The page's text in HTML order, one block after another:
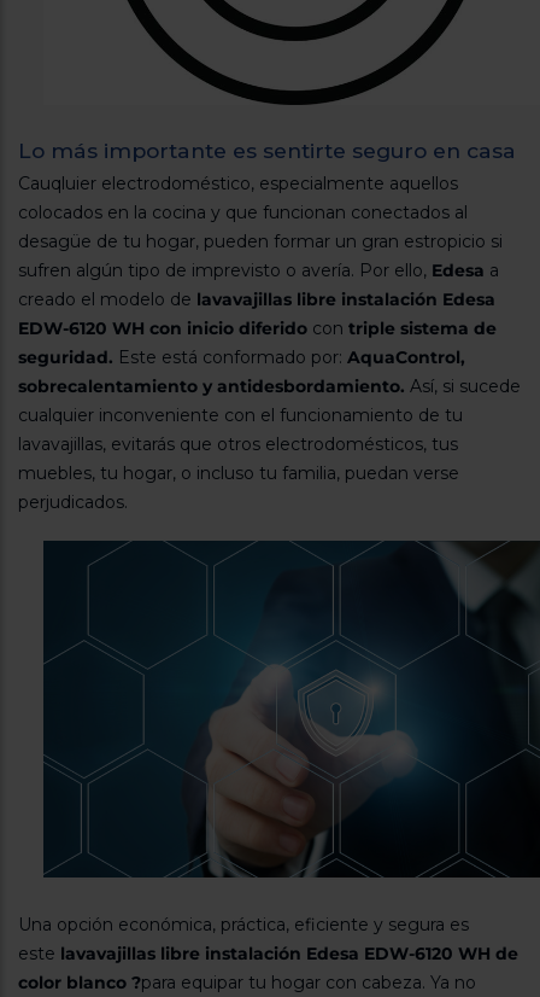
Lo más importante es sentirte seguro en casa
Cauqluier electrodoméstico, especialmente aquellos
colocados en la cocina y que funcionan conectados al
desagüe de tu hogar, pueden formar un gran estropicio si
sufren algún tipo de imprevisto o avería. Por ello, Edesa a
creado el modelo de lavavajillas libre instalación Edesa
EDW-6120 WH con inicio diferido con triple sistema de
seguridad. Este está conformado por: AquaControl,
sobrecalentamiento y antidesbordamiento. Así, si sucede
cualquier inconveniente con el funcionamiento de tu
lavavajillas, evitarás que otros electrodomésticos, tus
muebles, tu hogar, o incluso tu familia, puedan verse
perjudicados.
Una opción económica, práctica, eficiente y segura es
este lavavajillas libre instalación Edesa EDW-6120 WH de
color blanco ?para equipar tu hogar con cabeza. Ya no